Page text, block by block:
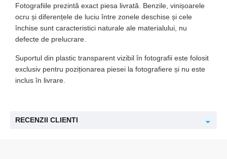
Fotografiile prezintă exact piesa livrată. Benzile, vinișoarele
ocru și diferențele de luciu între zonele deschise și cele
închise sunt caracteristici naturale ale materialului, nu
defecte de prelucrare.
Suportul din plastic transparent vizibil în fotografii este folosit
exclusiv pentru poziționarea piesei la fotografiere și nu este
inclus în livrare.
RECENZII CLIENTI